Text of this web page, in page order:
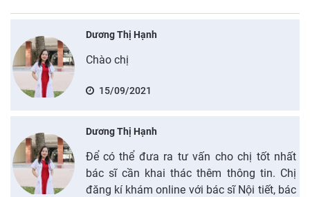
Dương Thị Hạnh
Chào chị
15/09/2021
Dương Thị Hạnh
Để có thể đưa ra tư vấn cho chị tốt nhất
bác sĩ cần khai thác thêm thông tin. Chị
đăng kí khám online với bác sĩ Nội tiết, bác